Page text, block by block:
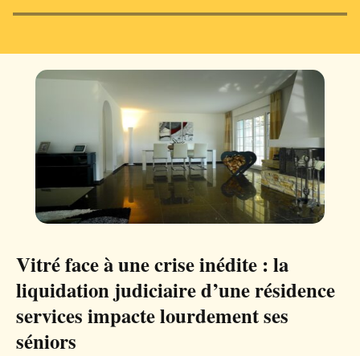
Vitré face à une crise inédite : la
liquidation judiciaire d’une résidence
services impacte lourdement ses
séniors